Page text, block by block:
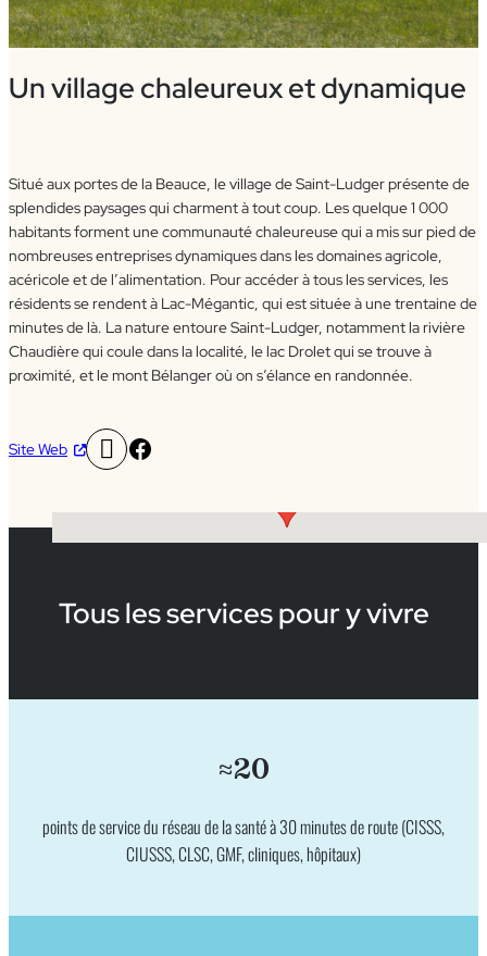
Un village chaleureux et dynamique
Situé aux portes de la Beauce, le village de Saint-Ludger présente de
splendides paysages qui charment à tout coup. Les quelque 1 000
habitants forment une communauté chaleureuse qui a mis sur pied de
nombreuses entreprises dynamiques dans les domaines agricole,
acéricole et de l’alimentation. Pour accéder à tous les services, les
résidents se rendent à Lac-Mégantic, qui est située à une trentaine de
minutes de là. La nature entoure Saint-Ludger, notamment la rivière
Chaudière qui coule dans la localité, le lac Drolet qui se trouve à
proximité, et le mont Bélanger où on s’élance en randonnée.
Site Web Facebook
Tous les services pour y vivre
≈20
points de service du réseau de la santé à 30 minutes de route (CISSS,
CIUSSS, CLSC, GMF, cliniques, hôpitaux)